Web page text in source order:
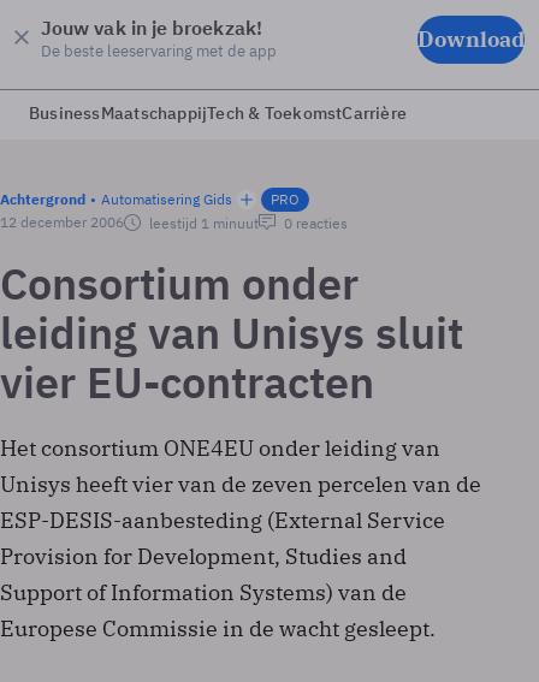
Jouw vak in je broekzak!
De beste leeservaring met de app Download
BusinessMaatschappijTech & ToekomstCarrière
Achtergrond Automatisering Gids
PRO
12 december 2006
leestijd 1 minuut 0 reacties
Consortium onder
leiding van Unisys sluit
vier EU-contracten
Het consortium ONE4EU onder leiding van
Unisys heeft vier van de zeven percelen van de
ESP-DESIS-aanbesteding (External Service
Provision for Development, Studies and
Support of Information Systems) van de
Europese Commissie in de wacht gesleept.